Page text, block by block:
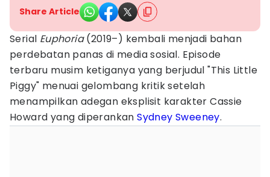
Share Article
Serial Euphoria(2019–) kembali menjadi bahan
perdebatan panas di media sosial. Episode
terbaru musim ketiganya yang berjudul "This Little
Piggy" menuai gelombang kritik setelah
menampilkan adegan eksplisit karakter Cassie
Howard yang diperankanSydney Sweeney.